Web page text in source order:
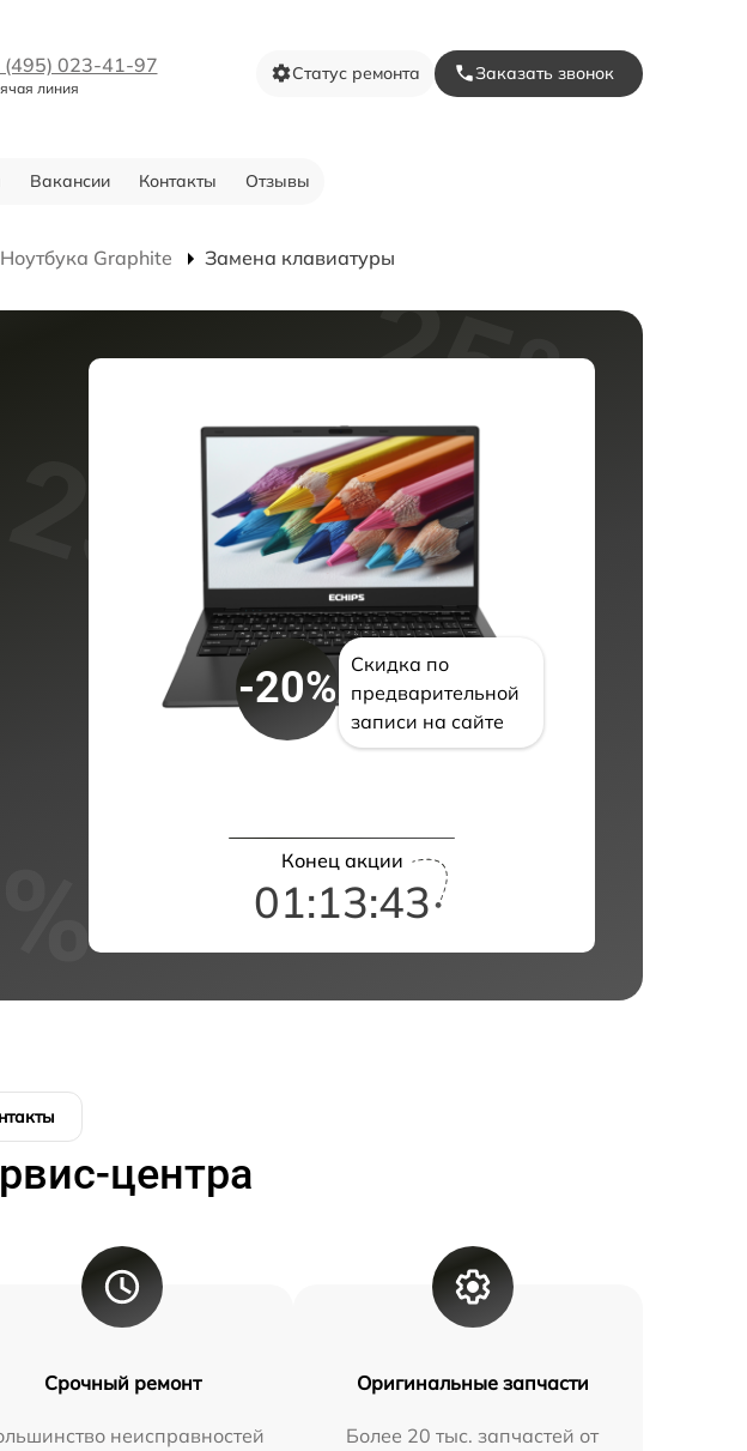
(495) 023-41-97
линия
Статус ремонта Заказать звонок
Вакансии Контакты Отзывы
Graphite Замена клавиатуры
-20%
Скидка по
предварительной
записи на сайте
Конец акции
01:13:42
центра
Срочный ремонт
неисправностей
Оригинальные запчасти
Более 20 тыс. запчастей от